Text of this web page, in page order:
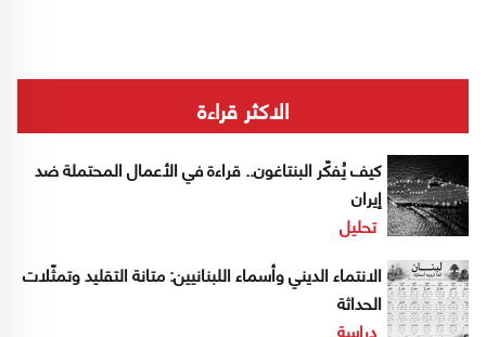
الاكثر قراءة
كيف يُفكّر البنتاغون.. قراءة في الأعمال المحتملة ضد
إيران
تحليل
الانتماء الديني وأسماء اللبنانيين: متانة التقليد وتمثّلات
الحداثة
دراسة